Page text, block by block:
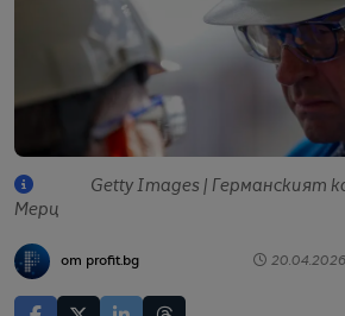
Getty Images | Германският
Мерц
от profit.bg